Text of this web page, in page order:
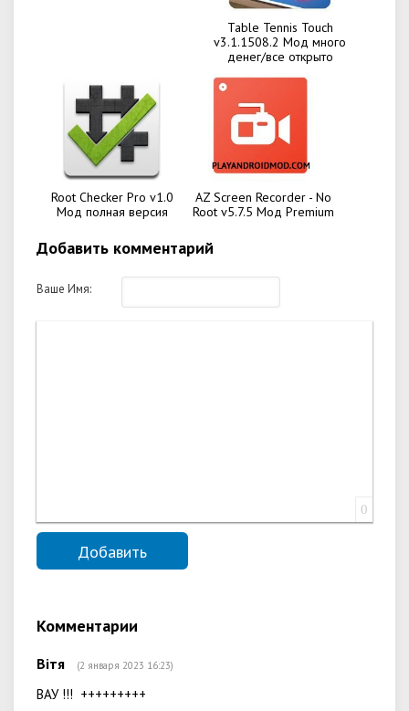
Table Tennis Touch
v3.1.1508.2 Мод много
денег/все открыто
Root Checker Pro v1.0
Мод полная версия
AZ Screen Recorder - No
Root v5.7.5 Мод Premium
Добавить комментарий
Ваше Имя:
0
Комментарии
Вітя (2 января 2023 16:23)
ВАУ !!! +++++++++